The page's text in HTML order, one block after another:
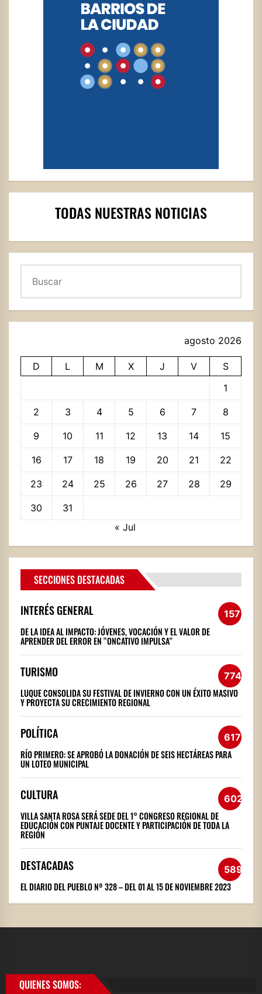
TODAS NUESTRAS NOTICIAS
agosto 2026
D L M X J V
S
1
2 3 4 5 6 7 8
9 10 11 12 13 14 15
16 17 18 19 20 21 22
23 24 25 26 27 28 29
30
31
« Jul
SECCIONES DESTACADAS
INTERÉS GENERAL 1572
DE LA IDEA AL IMPACTO: JÓVENES, VOCACIÓN Y EL VALOR DE
APRENDER DEL ERROR EN “ONCATIVO IMPULSA”
TURISMO 774
LUQUE CONSOLIDA SU FESTIVAL DE INVIERNO CON UN ÉXITO MASIVO
Y PROYECTA SU CRECIMIENTO REGIONAL
POLÍTICA 617
RÍO PRIMERO: SE APROBÓ LA DONACIÓN DE SEIS HECTÁREAS PARA
UN LOTEO MUNICIPAL
CULTURA 602
VILLA SANTA ROSA SERÁ SEDE DEL 1° CONGRESO REGIONAL DE
EDUCACIÓN CON PUNTAJE DOCENTE Y PARTICIPACIÓN DE TODA LA
REGIÓN
DESTACADAS 589
EL DIARIO DEL PUEBLO Nº 328 – DEL 01 AL 15 DE NOVIEMBRE 2023
QUIENES SOMOS: